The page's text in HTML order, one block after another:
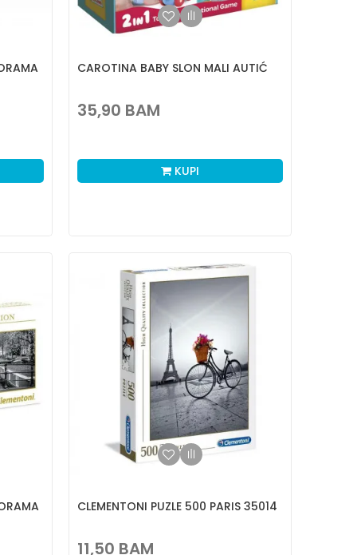
CAROTINA BABY SLON MALI AUTIĆ
35,90 BAM
KUPI
CLEMENTONI PUZLE 500 PARIS 35014
11,50 BAM